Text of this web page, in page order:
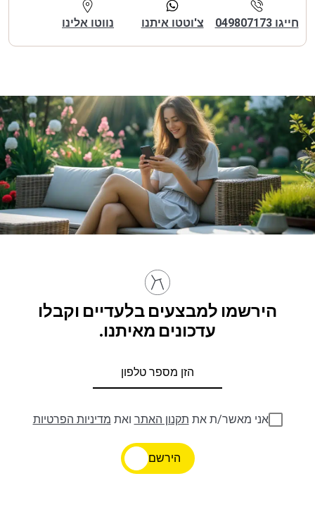
חייגו 049807173 צ'וטטו איתנו נווטו אלינו
הירשמו למבצעים בלעדיים וקבלו
עדכונים מאיתנו.
אני מאשר/ת את תקנון האתר ואת מדיניות הפרטיות
הירשם